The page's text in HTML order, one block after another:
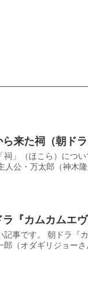
来た祠（朝ド
祠」（ほこら）につ
人公・万太郎（神木
『カムカムエヴ
記事です。 朝ドラ『
郎（オダギリジョー